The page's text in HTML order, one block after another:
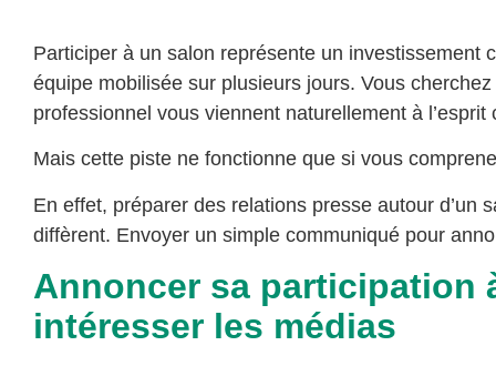
Participer à un salon représente un investissement
équipe mobilisée sur plusieurs jours. Vous
professionnel vous viennent naturellement à
Mais cette piste ne fonctionne que si vous
En effet, préparer des relations presse autour
diffèrent. Envoyer un simple communiqué pour
Annoncer sa participation
intéresser les médias